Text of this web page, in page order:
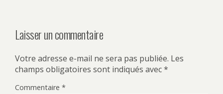
Laisser un commentaire
Votre adresse e-mail ne sera pas publiée. Les
champs obligatoires sont indiqués avec*
Commentaire *